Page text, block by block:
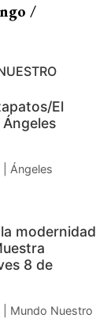
/
El
Ángeles
modernidad
8 de
Mundo Nuestro